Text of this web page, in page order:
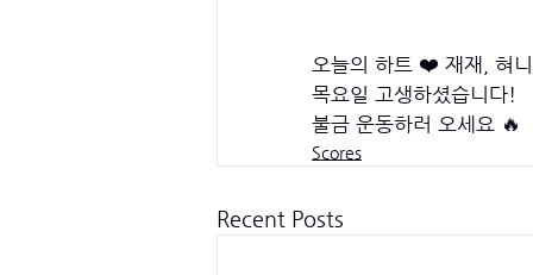
오늘의 하트 ❤️ 재재, 혀
목요일 고생하셨습니다!
불금 운동하러 오세요 🔥
Scores
Recent Posts